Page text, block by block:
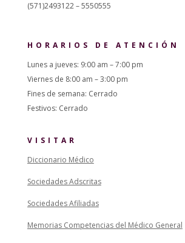
(571)2493122 – 5550555
HORARIOS DE ATENCIÓN
Lunes a jueves: 9:00 am – 7:00 pm
Viernes de 8:00 am – 3:00 pm
Fines de semana: Cerrado
Festivos: Cerrado
VISITAR
Diccionario Médico
Sociedades Adscritas
Sociedades Afiliadas
Memorias Competencias del Médico General